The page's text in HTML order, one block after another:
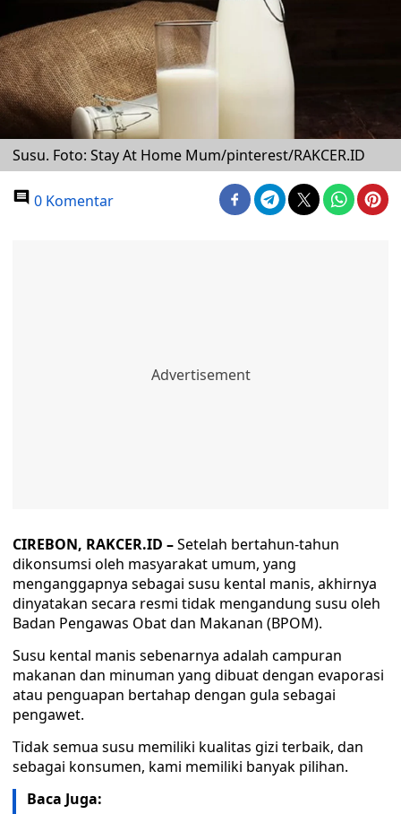
Susu. Foto: Stay At Home Mum/pinterest/RAKCER.ID
0 Komentar
CIREBON, RAKCER.ID –Setelah bertahun-tahun
dikonsumsi oleh masyarakat umum, yang
menganggapnya sebagai susu kental manis, akhirnya
dinyatakan secara resmi tidak mengandung susu oleh
Badan Pengawas Obat dan Makanan (BPOM).
Susu kental manis sebenarnya adalah campuran
makanan dan minuman yang dibuat dengan evaporasi
atau penguapan bertahap dengan gula sebagai
pengawet.
Tidak semua susu memiliki kualitas gizi terbaik, dan
sebagai konsumen, kami memiliki banyak pilihan.
Baca Juga: